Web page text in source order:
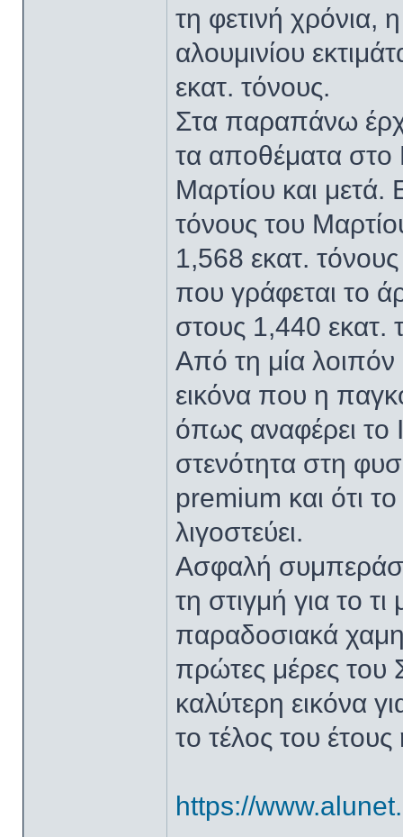
τη φετινή
αλουμινίου
εκατ. τόνους.
Στα παραπάνω
τα αποθέματα στο
Μαρτίου και μετά.
τόνους του
1,568 εκατ.
που γράφεται το
στους 1,440 εκατ.
Από τη μία λοιπόν
εικόνα που η
όπως αναφέρει το
στενότητα στη
premium και ότι
λιγοστεύει.
Ασφαλή
τη στιγμή για το
παραδοσιακά
πρώτες μέρες του
καλύτερη εικόνα
το τέλος του
https://